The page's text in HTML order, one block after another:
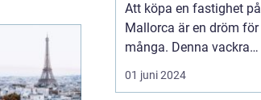
Att köpa en fastighet på
Mallorca är en dröm för
många. Denna vackra
medelhavsö erbjuder ett
fantastiskt klimat,
01 juni 2024